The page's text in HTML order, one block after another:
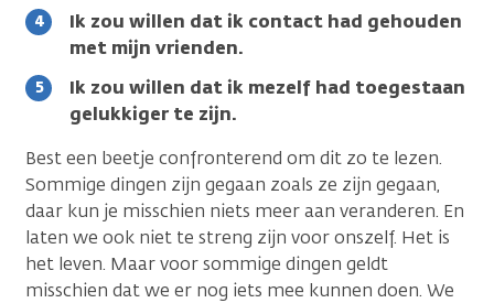
Ik zou willen dat ik contact had gehouden
met mijn vrienden.
Ik zou willen dat ik mezelf had toegestaan
gelukkiger te zijn.
Best een beetje confronterend om dit zo te lezen.
Sommige dingen zijn gegaan zoals ze zijn gegaan,
daar kun je misschien niets meer aan veranderen. En
laten we ook niet te streng zijn voor onszelf. Het is
het leven. Maar voor sommige dingen geldt
misschien dat we er nog iets mee kunnen doen. We